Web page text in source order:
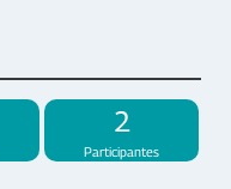
2
Participantes